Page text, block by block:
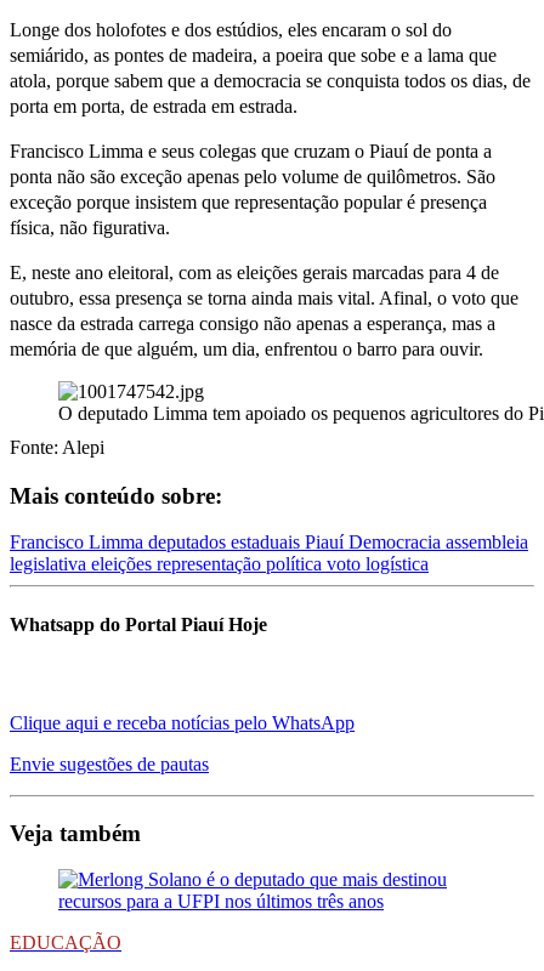
Longe dos holofotes e dos estúdios, eles encaram o sol do
semiárido, as pontes de madeira, a poeira que sobe e a lama que
atola, porque sabem que a democracia se conquista todos os dias, de
porta em porta, de estrada em estrada.
Francisco Limma e seus colegas que cruzam o Piauí de ponta a
ponta não são exceção apenas pelo volume de quilômetros. São
exceção porque insistem que representação popular é presença
física, não figurativa.
E, neste ano eleitoral, com as eleições gerais marcadas para 4 de
outubro, essa presença se torna ainda mais vital. Afinal, o voto que
nasce da estrada carrega consigo não apenas a esperança, mas a
memória de que alguém, um dia, enfrentou o barro para ouvir.
O deputado Limma tem apoiado os pequenos agricultores do
Fonte: Alepi
Mais conteúdo sobre:
Francisco Limma deputados estaduais PiauíDemocracia assembleia
legislativa eleições representação política voto logística
Whatsapp do Portal Piauí Hoje
Clique aqui e receba notícias pelo WhatsApp
Envie sugestões de pautas
Veja também
EDUCAÇÃO